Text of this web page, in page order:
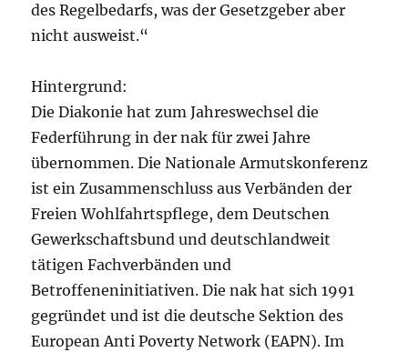
des Regelbedarfs, was der Gesetzgeber aber
nicht ausweist.“
Hintergrund:
Die Diakonie hat zum Jahreswechsel die
Federführung in der nak für zwei Jahre
übernommen. Die Nationale Armutskonferenz
ist ein Zusammenschluss aus Verbänden der
Freien Wohlfahrtspflege, dem Deutschen
Gewerkschaftsbund und deutschlandweit
tätigen Fachverbänden und
Betroffeneninitiativen. Die nak hat sich 1991
gegründet und ist die deutsche Sektion des
European Anti Poverty Network (EAPN). Im